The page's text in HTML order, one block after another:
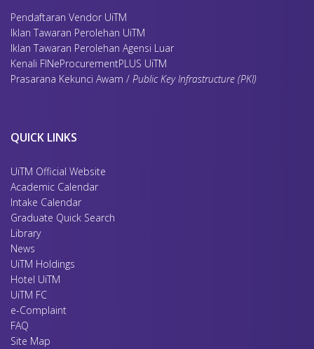
Pendaftaran Vendor UiTM
Iklan Tawaran Perolehan UiTM
Iklan Tawaran Perolehan Agensi Luar
Kenali FINeProcurementPLUS UiTM
Prasarana Kekunci Awam / Public Key Infrastructure (PKI)
QUICK LINKS
UiTM Official Website
Academic Calendar
Intake Calendar
Graduate Quick Search
Library
News
UiTM Holdings
Hotel UiTM
UiTM FC
e-Complaint
FAQ
Site Map